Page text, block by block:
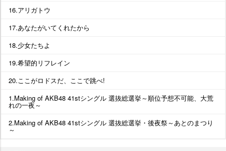
16.アリガトウ
17.あなたがいてくれたから
18.少女たちよ
19.希望的リフレイン
20.ここがロドスだ、ここで跳べ!
1.Making of AKB48 41stシングル 選抜総選挙～順位予想不可能、大荒
れの一夜～
2.Making of AKB48 41stシングル 選抜総選挙・後夜祭～あとのまつり
～